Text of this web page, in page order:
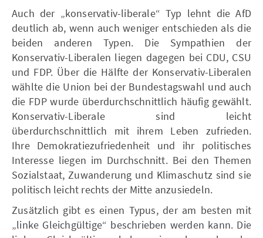
Auch der „konservativ-liberale“ Typ lehnt die AfD
deutlich ab, wenn auch weniger entschieden als die
beiden anderen Typen. Die Sympathien der
Konservativ-Liberalen liegen dagegen bei CDU, CSU
und FDP. Über die Hälfte der Konservativ-Liberalen
wählte die Union bei der Bundestagswahl und auch
die FDP wurde überdurchschnittlich häufig gewählt.
Konservativ-Liberale sind leicht
überdurchschnittlich mit ihrem Leben zufrieden.
Ihre Demokratiezufriedenheit und ihr politisches
Interesse liegen im Durchschnitt. Bei den Themen
Sozialstaat, Zuwanderung und Klimaschutz sind sie
politisch leicht rechts der Mitte anzusiedeln.
Zusätzlich gibt es einen Typus, der am besten mit
„linke Gleichgültige“ beschrieben werden kann. Die